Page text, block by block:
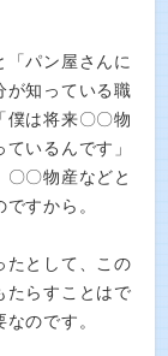
「パン屋さんに
が知っている職
僕は将来〇〇物
いるんです」
〇〇物産などと
すから。
たとして、この
たらすことはで
のです。